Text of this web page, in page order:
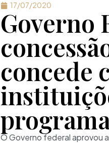
17/07/2020
Governo
concede
O Governo federal aprovou